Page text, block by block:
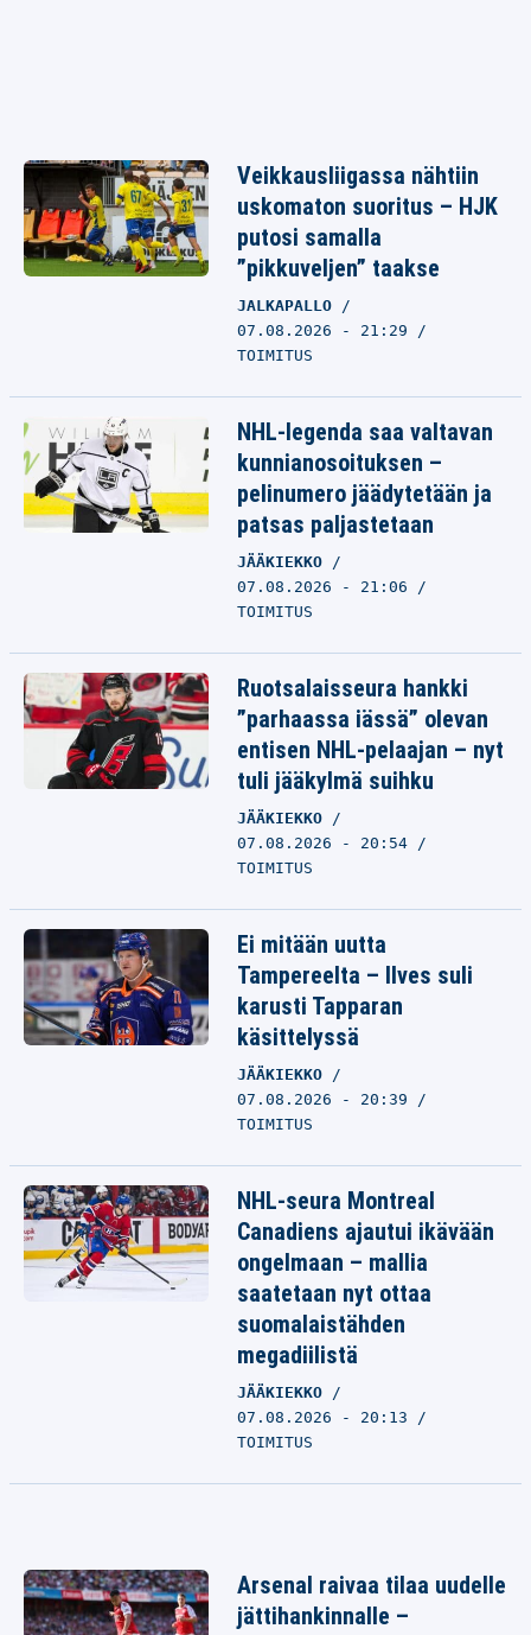
Veikkausliigassa nähtiin
uskomaton suoritus – HJK
putosi samalla
”pikkuveljen” taakse
JALKAPALLO
07.08.2026 - 21:29
TOIMITUS
NHL-legenda saa valtavan
kunnianosoituksen –
pelinumero jäädytetään ja
patsas paljastetaan
JÄÄKIEKKO
07.08.2026 - 21:06
TOIMITUS
Ruotsalaisseura hankki
”parhaassa iässä” olevan
entisen NHL-pelaajan – nyt
tuli jääkylmä suihku
JÄÄKIEKKO
07.08.2026 - 20:54
TOIMITUS
Ei mitään uutta
Tampereelta – Ilves suli
karusti Tapparan
käsittelyssä
JÄÄKIEKKO
07.08.2026 - 20:39
TOIMITUS
NHL-seura Montreal
Canadiens ajautui ikävään
ongelmaan – mallia
saatetaan nyt ottaa
suomalaistähden
megadiilistä
JÄÄKIEKKO
07.08.2026 - 20:13
TOIMITUS
Arsenal raivaa tilaa uudelle
jättihankinnalle –